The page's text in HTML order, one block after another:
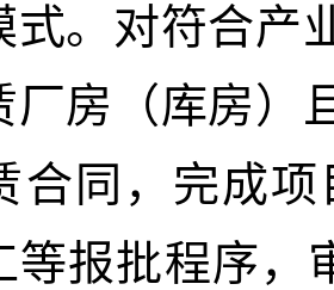
式。对符合产
厂房（库房）
合同，完成
等报批程序，